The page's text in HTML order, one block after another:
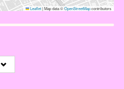
Leaflet|Map data ©OpenStreetMapcontributors